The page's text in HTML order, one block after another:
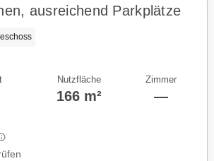
ausreichend Parkplätze
Nutzfläche
166 m²
Zimmer
—